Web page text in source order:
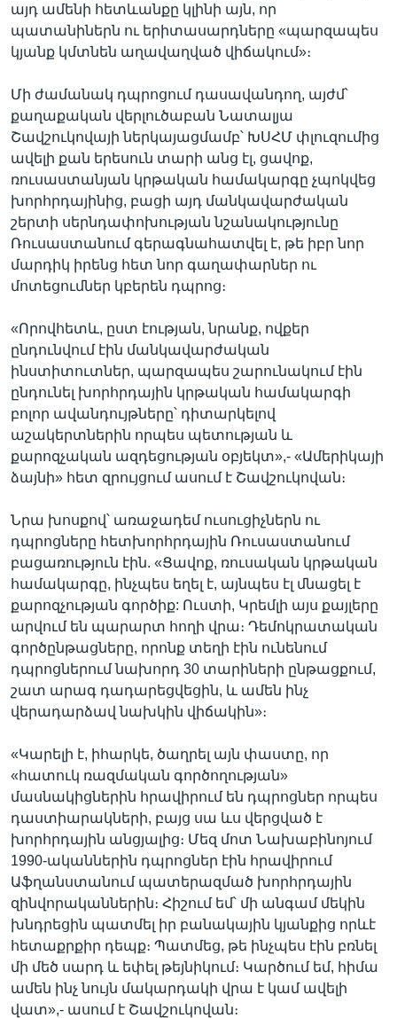
այդ ամենի հետևանքը կլինի այն, որ
պատանիներն ու երիտասարդները «պարզապես
կյանք կմտնեն աղավաղված վիճակում»։
Մի ժամանակ դպրոցում դասավանդող, այժմ՝
քաղաքական վերլուծաբան Նատալյա
Շավշուկովայի ներկայացմամբ՝ ԽՍՀՄ փլուզումից
ավելի քան երեսուն տարի անց էլ, ցավոք,
ռուսաստանյան կրթական համակարգը չպոկվեց
խորհրդայինից, բացի այդ մանկավարժական
շերտի սերնդափոխության նշանակությունը
Ռուսաստանում գերագնահատվել է, թե իբր նոր
մարդիկ իրենց հետ նոր գաղափարներ ու
մոտեցումներ կբերեն դպրոց։
«Որովհետև, ըստ էության, նրանք, ովքեր
ընդունվում էին մանկավարժական
ինստիտուտներ, պարզապես շարունակում էին
ընդունել խորհրդային կրթական համակարգի
բոլոր ավանդույթները՝ դիտարկելով
աշակերտներին որպես պետության և
քարոզչական ազդեցության օբյեկտ»,- «Ամերիկայի
ձայնի» հետ զրույցում ասում է Շավշուկովան։
Նրա խոսքով՝ առաջադեմ ուսուցիչներն ու
դպրոցները հետխորհրդային Ռուսաստանում
բացառություն էին. «Ցավոք, ռուսական կրթական
համակարգը, ինչպես եղել է, այնպես էլ մնացել է
քարոզչության գործիք: Ուստի, Կրեմլի այս քայլերը
արվում են պարարտ հողի վրա։ Դեմոկրատական
գործընթացները, որոնք տեղի էին ունենում
դպրոցներում նախորդ 30 տարիների ընթացքում,
շատ արագ դադարեցվեցին, և ամեն ինչ
վերադարձավ նախկին վիճակին»։
«Կարելի է, իհարկե, ծաղրել այն փաստը, որ
«հատուկ ռազմական գործողության»
մասնակիցներին հրավիրում են դպրոցներ որպես
դաստիարակների, բայց սա ևս վերցված է
խորհրդային անցյալից։ Մեզ մոտ Նախաբինոյում
1990-ականներին դպրոցներ էին հրավիրում
Աֆղանստանում պատերազմած խորհրդային
զինվորականներին։ Հիշում եմ՝ մի անգամ մեկին
խնդրեցին պատմել իր բանակային կյանքից որևէ
հետաքրքիր դեպք։ Պատմեց, թե ինչպես էին բռնել
մի մեծ սարդ և եփել թեյնիկում։ Կարծում եմ, հիմա
ամեն ինչ նույն մակարդակի վրա է կամ ավելի
վատ»,- ասում է Շավշուկովան։